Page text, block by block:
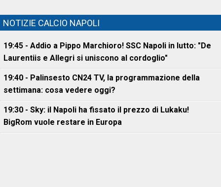
NOTIZIE CALCIO NAPOLI
19:45 - Addio a Pippo Marchioro! SSC Napoli in lutto: "De
Laurentiis e Allegri si uniscono al cordoglio"
19:40 - Palinsesto CN24 TV, la programmazione della
settimana: cosa vedere oggi?
19:30 - Sky: il Napoli ha fissato il prezzo di Lukaku!
BigRom vuole restare in Europa